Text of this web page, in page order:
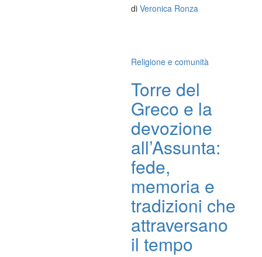
di Veronica Ronza
Religione e comunità
Torre del
Greco e la
devozione
all’Assunta:
fede,
memoria e
tradizioni che
attraversano
il tempo